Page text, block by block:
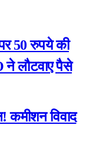
50 रुपये की
ने लौटवाए पैसे
विवाद